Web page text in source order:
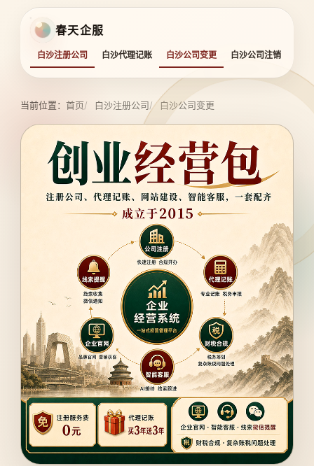
春天企服
白沙注册公司 白沙代理记账 白沙公司变更 白沙公司注销
当前位置： 首页 白沙注册公司 白沙公司变更